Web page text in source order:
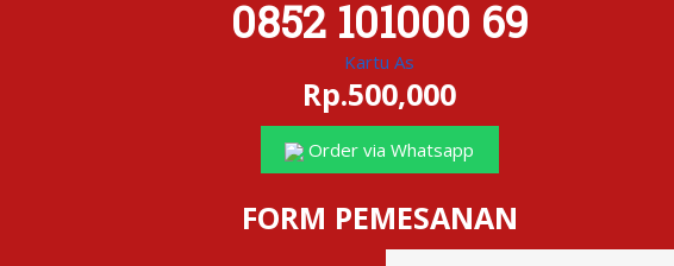
0852 101000 69
Kartu As
Rp.500,000
Order via Whatsapp
FORM PEMESANAN